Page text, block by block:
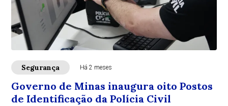
Segurança Há 2 meses
Governo de Minas inaugura oito Postos
de Identificação da Polícia Civil